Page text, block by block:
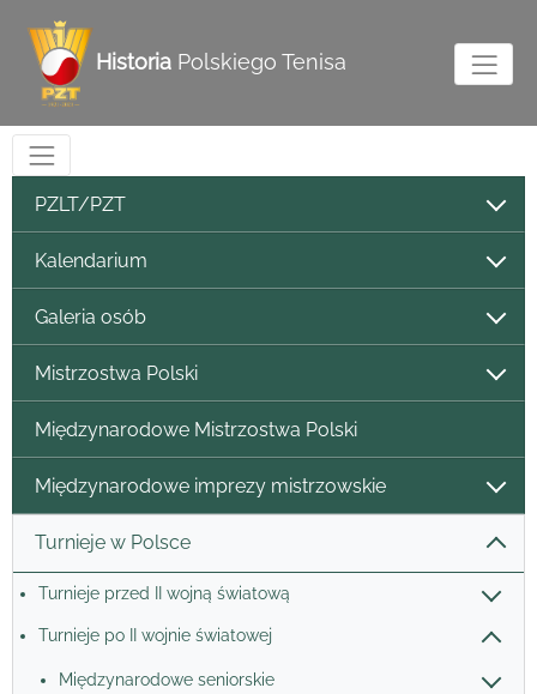
Historia Polskiego Tenisa
PZLT/PZT
Kalendarium
Galeria osób
Mistrzostwa Polski
Międzynarodowe Mistrzostwa Polski
Międzynarodowe imprezy mistrzowskie
Turnieje w Polsce
Turnieje przed II wojną światową
Turnieje po II wojnie światowej
Międzynarodowe seniorskie